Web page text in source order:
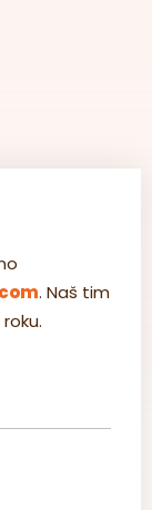
. Naš tim